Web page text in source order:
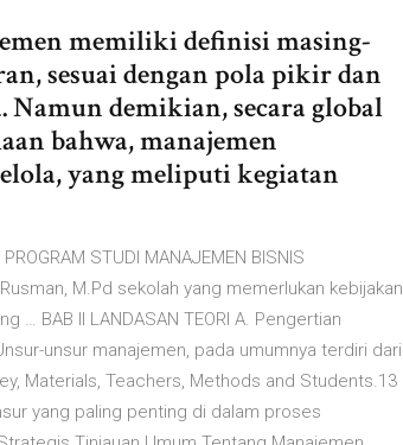
memiliki definisi masing-
sesuai dengan pola pikir dan
demikian, secara global
bahwa, manajemen
yang meliputi kegiatan
STUDI MANAJEMEN BISNIS
Rusman, M.Pd sekolah yang memerlukan kebijakan
BAB II LANDASAN TEORI A. Pengertian
unsur manajemen, pada umumnya terdiri dari
Materials, Teachers, Methods and Students.13
yang paling penting di dalam proses